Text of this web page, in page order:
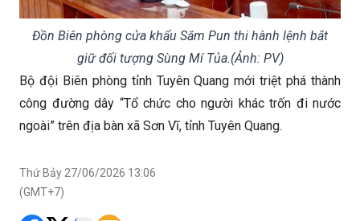
Đồn Biên phòng cửa khẩu Săm Pun thi hành lệnh bắt
giữ đối tượng Sùng Mí Tủa.(Ảnh: PV)
Bộ đội Biên phòng tỉnh Tuyên Quang mới triệt phá thành
ngoài” trên địa bàn xã Sơn Vĩ, tỉnh Tuyên Quang.